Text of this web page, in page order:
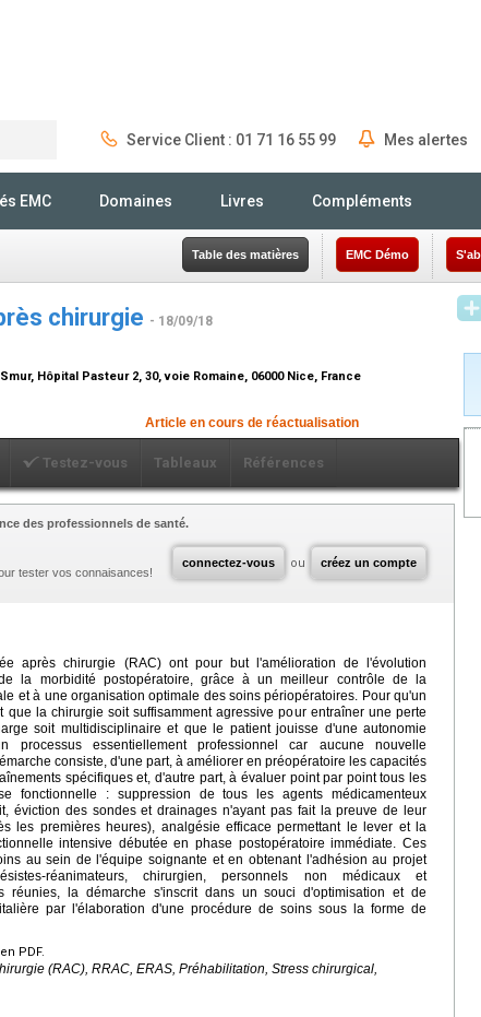
Service Client : 01 71 16 55 99 Mes alertes
EMC Domaines Livres Compléments
Table des matières EMC Démo
chirurgie - 18/09/18
Hôpital Pasteur 2, 30, voie Romaine, 06000 Nice, France
Article en cours de réactualisation
Testez-vous Tableaux Références
connectez-vous ou créez un compte
des professionnels de santé.
tester vos connaisances!
après chirurgie (RAC) ont pour but l'amélioration de l'évolution
la morbidité postopératoire, grâce à un meilleur contrôle de la
et à une organisation optimale des soins périopératoires. Pour qu'un
la chirurgie soit suffisamment agressive pour entraîner une perte
soit multidisciplinaire et que le patient jouisse d'une autonomie
processus essentiellement professionnel car aucune nouvelle
consiste, d'une part, à améliorer en préopératoire les capacités
spécifiques et, d'autre part, à évaluer point par point tous les
fonctionnelle : suppression de tous les agents médicamenteux
éviction des sondes et drainages n'ayant pas fait la preuve de leur
les premières heures), analgésie efficace permettant le lever et la
intensive débutée en phase postopératoire immédiate. Ces
au sein de l'équipe soignante et en obtenant l'adhésion au projet
réanimateurs, chirurgien, personnels non médicaux et
réunies, la démarche s'inscrit dans un souci d'optimisation et de
par l'élaboration d'une procédure de soins sous la forme de
PDF.
(RAC), RRAC, ERAS, Préhabilitation, Stress chirurgical,